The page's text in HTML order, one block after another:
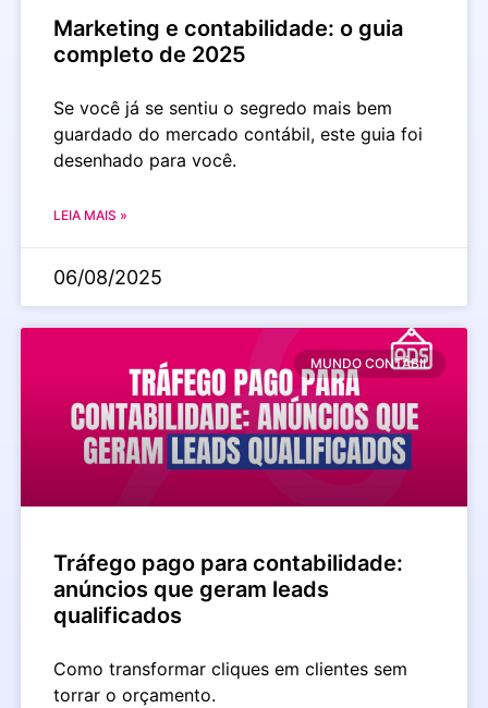
Marketing e contabilidade: o guia
completo de 2025
Se você já se sentiu o segredo mais bem
guardado do mercado contábil, este guia foi
desenhado para você.
LEIA MAIS »
06/08/2025
MUNDO CONTÁBIL
Tráfego pago para contabilidade:
anúncios que geram leads
qualificados
Como transformar cliques em clientes sem
torrar o orçamento.